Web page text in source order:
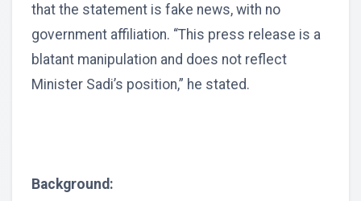
that the statement is fake news, with no
government affiliation. “This press release is a
blatant manipulation and does not reflect
Minister Sadi’s position,” he stated.
Background: